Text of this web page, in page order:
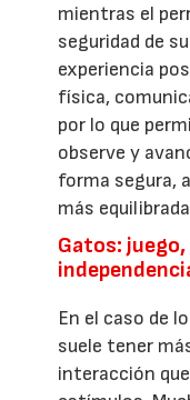
mientras el
seguridad de
experiencia
física,
por lo que
observe y
forma segura,
más
Gatos:
En el caso de
suele tener
interacción